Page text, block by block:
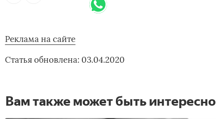
Реклама на сайте
Статья обновлена: 03.04.2020
Вам также может быть интересно